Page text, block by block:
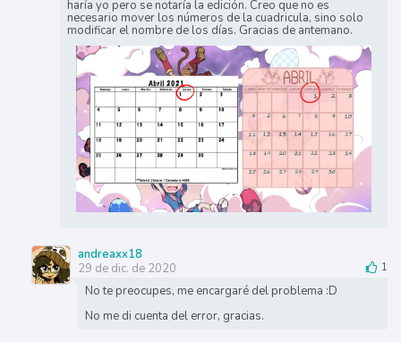
haría yo pero se notaría la edición. Creo que no es
necesario mover los números de la cuadricula, sino solo
modificar el nombre de los días. Gracias de antemano.
andreaxx18
29 de dic. de 2020
1
No te preocupes, me encargaré del problema :D
No me di cuenta del error, gracias.